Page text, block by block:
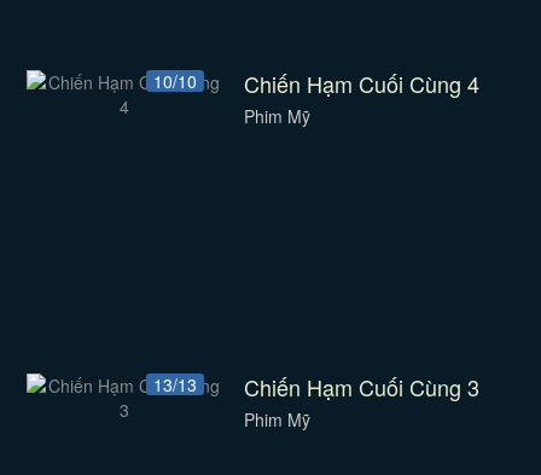
10/10 Chiến Hạm Cuối Cùng 4
Phim Mỹ
13/13 Chiến Hạm Cuối Cùng 3
Phim Mỹ